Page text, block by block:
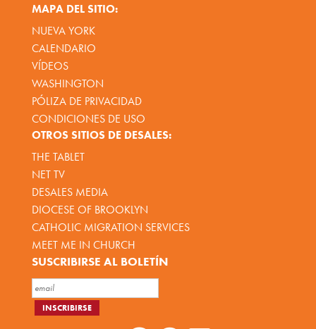
MAPA DEL SITIO:
NUEVA YORK
CALENDARIO
VÍDEOS
WASHINGTON
PÓLIZA DE PRIVACIDAD
CONDICIONES DE USO
OTROS SITIOS DE DESALES:
THE TABLET
NET TV
DESALES MEDIA
DIOCESE OF BROOKLYN
CATHOLIC MIGRATION SERVICES
MEET ME IN CHURCH
SUSCRIBIRSE AL BOLETÍN